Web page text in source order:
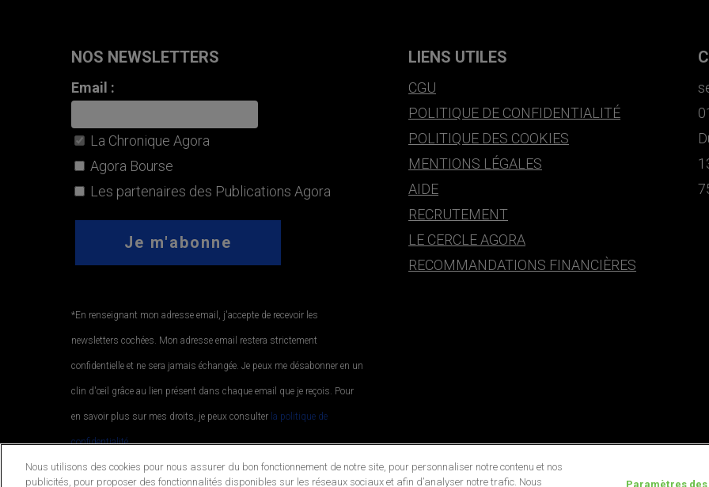
NOS NEWSLETTERS
Email :
La Chronique Agora
Agora Bourse
Les partenaires des Publications Agora
*En renseignant mon adresse email, j'accepte de recevoir les
newsletters cochées. Mon adresse email restera strictement
confidentielle et ne sera jamais échangée. Je peux me désabonner en un
clin d'œil grâce au lien présent dans chaque email que je reçois. Pour
en savoir plus sur mes droits, je peux consulter la politique de
confidentialité..
LIENS UTILES
CGU
POLITIQUE DE CONFIDENTIALITÉ
POLITIQUE DES COOKIES
MENTIONS LÉGALES
AIDE
RECRUTEMENT
LE CERCLE AGORA
RECOMMANDATIONS FINANCIÈRES
Nous utilisons des cookies pour nous assurer du bon fonctionnement de notre site, pour personnaliser notre contenu et nos
publicités, pour proposer des fonctionnalités disponibles sur les réseaux sociaux et afin d’analyser notre trafic. Nous
Paramètres